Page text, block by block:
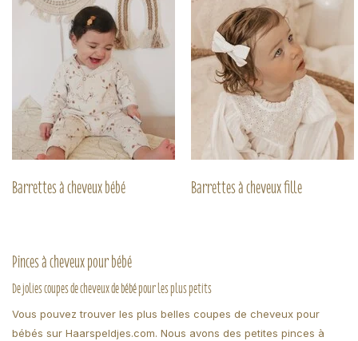
Barrettes à cheveux bébé Barrettes à cheveux fille
Pinces à cheveux pour bébé
De jolies coupes de cheveux de bébé pour les plus petits
Vous pouvez trouver les plus belles coupes de cheveux pour
bébés sur Haarspeldjes.com. Nous avons des petites pinces à